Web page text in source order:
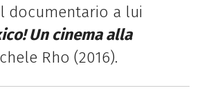
documentario a lui
Un cinema alla
Rho (2016).